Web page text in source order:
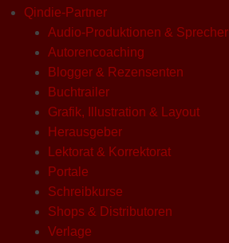
Qindie-Partner
Audio-Produktionen & Sprecher
Autorencoaching
Blogger & Rezensenten
Buchtrailer
Grafik, Illustration & Layout
Herausgeber
Lektorat & Korrektorat
Portale
Schreibkurse
Shops & Distributoren
Verlage